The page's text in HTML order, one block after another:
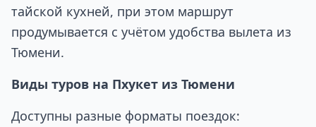
тайской кухней, при этом маршрут
продумывается с учётом удобства вылета из
Тюмени.
Виды туров на Пхукет из Тюмени
Доступны разные форматы поездок: